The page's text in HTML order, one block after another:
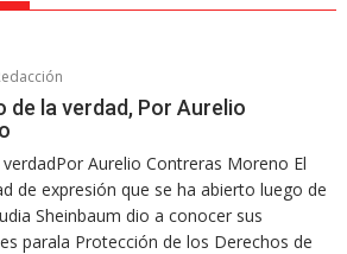
de la verdad, Por Aurelio
Aurelio Contreras Moreno El
de expresión que se ha abierto luego de
Sheinbaum dio a conocer sus
parala Protección de los Derechos de